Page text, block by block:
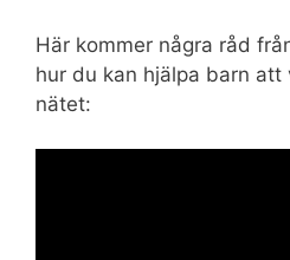
Här kommer några råd
hur du kan hjälpa barn att
nätet: